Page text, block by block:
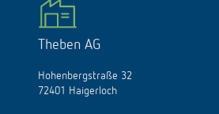
Theben AG
Hohenbergstraße 32
72401 Haigerloch